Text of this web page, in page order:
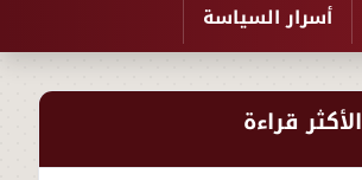
أسرار السياسة
الأكثر قراءة